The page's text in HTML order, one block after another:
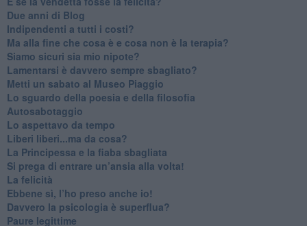
​Due anni di Blog
​Indipendenti a tutti i costi?
​Ma alla fine che cosa è e cosa non è la terapia?
​Siamo sicuri sia mio nipote?
​Lamentarsi è davvero sempre sbagliato?
​Metti un sabato al Museo Piaggio
​Lo sguardo della poesia e della filosofia
Autosabotaggio
​Lo aspettavo da tempo
​Liberi liberi...ma da cosa?
​La Principessa e la fiaba sbagliata
Si prega di entrare un’ansia alla volta!
​La felicità
​Ebbene sì, l’ho preso anche io!
​Davvero la psicologia è superflua?
Paure legittime